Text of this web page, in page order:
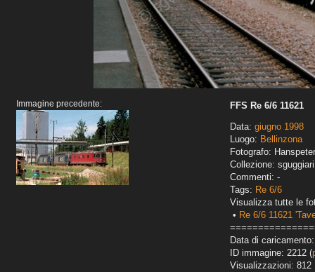
Immagine precedente:
FFS Re 6/6 11621
Data: giugno 1998
Luogo: Bellinzona
Fotografo:
Collezione:
Commenti: -
Tags: Re 6/6
Visualizza tutte le
• Re 6/6 11621
Data di
ID immagine: 2212 (
Visualizzazioni: 812